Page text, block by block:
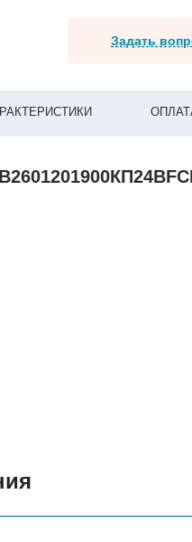
Задать